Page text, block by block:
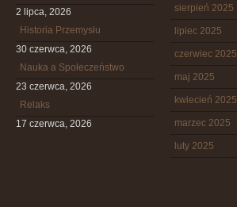
2 lipca, 2026
Historia Przemysłu
30 czerwca, 2026
Nauka a Społeczeństwo
23 czerwca, 2026
Relaks
17 czerwca, 2026
sierpień 2025
lipiec 2025
czerwiec 2025
maj 2025
kwiecień 2025
marzec 2025
luty 2025